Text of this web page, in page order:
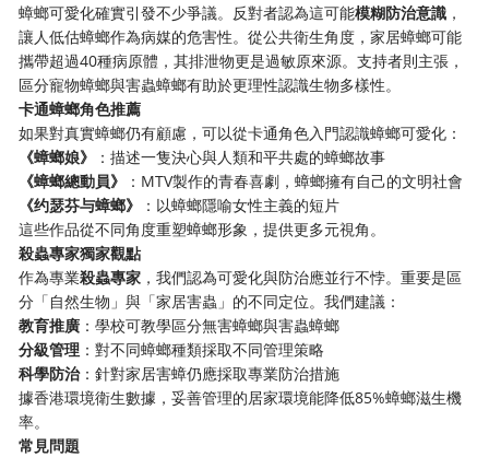
蟑螂可愛化確實引發不少爭議。反對者認為這可能模糊防治意識 ，
讓人低估蟑螂作為病媒的危害性。從公共衛生角度，家居蟑螂可能
攜帶超過40種病原體，其排泄物更是過敏原來源。支持者則主張，
區分寵物蟑螂與害蟲蟑螂有助於更理性認識生物多樣性。
卡通蟑螂角色推薦
如果對真實蟑螂仍有顧慮，可以從卡通角色入門認識蟑螂可愛化：
《蟑螂娘》
：描述一隻決心與人類和平共處的蟑螂故事
《蟑螂總動員》
：MTV製作的青春喜劇，蟑螂擁有自己的文明社會
《约瑟芬与蟑螂》
：以蟑螂隱喻女性主義的短片
這些作品從不同角度重塑蟑螂形象，提供更多元視角。
殺蟲專家獨家觀點
作為專業殺蟲專家 ，我們認為可愛化與防治應並行不悖。重要是區
分「自然生物」與「家居害蟲」的不同定位。我們建議：
教育推廣 ：學校可教學區分無害蟑螂與害蟲蟑螂
分級管理 ：對不同蟑螂種類採取不同管理策略
科學防治：針對家居害蟑仍應採取專業防治措施
據香港環境衛生數據，妥善管理的居家環境能降低85%蟑螂滋生機
率。
常見問題